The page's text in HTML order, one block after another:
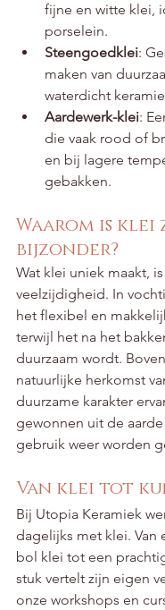
fijne en witte klei,
porselein.
Steengoedklei:
maken van
waterdicht
Aardewerk-klei:
die vaak rood of
en bij lagere
gebakken.
Waarom is klei
bijzonder?
Wat klei uniek maakt,
veelzijdigheid. In
het flexibel en
terwijl het na het
duurzaam wordt.
natuurlijke herkomst
duurzame karakter
gewonnen uit de
gebruik weer worden
Van klei tot
Bij Utopia Keramiek
dagelijks met klei. Van
bol klei tot een
stuk vertelt zijn eigen
onze workshops en